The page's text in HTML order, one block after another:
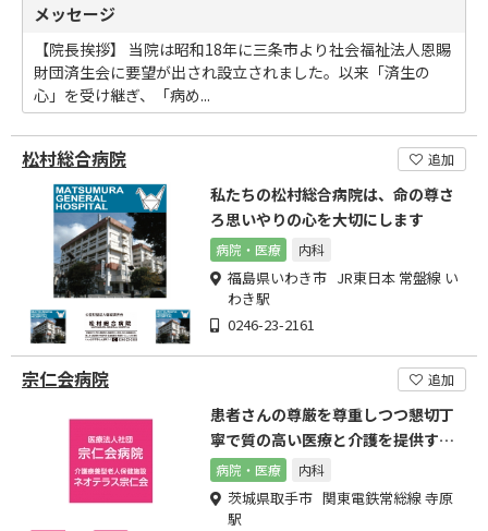
メッセージ
【院長挨拶】 当院は昭和18年に三条市より社会福祉法人恩賜
財団済生会に要望が出され設立されました。以来「済生の
心」を受け継ぎ、「病め...
松村総合病院 追加
私たちの松村総合病院は、命の尊さ
ろ思いやりの心を大切にします
病院・医療 内科
福島県いわき市 JR東日本 常盤線 い
わき駅
0246-23-2161
宗仁会病院 追加
患者さんの尊厳を尊重しつつ懇切丁
寧で質の高い医療と介護を提供する
ことを目指します。
病院・医療 内科
茨城県取手市 関東電鉄常総線 寺原
駅